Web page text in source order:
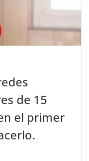
de 15
el primer